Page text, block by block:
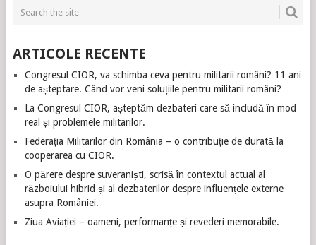
ARTICOLE RECENTE
Congresul CIOR, va schimba ceva pentru militarii români? 11 ani
de așteptare. Când vor veni soluțiile pentru militarii români?
La Congresul CIOR, așteptăm dezbateri care să includă în mod
real și problemele militarilor.
Federația Militarilor din România – o contribuție de durată la
cooperarea cu CIOR.
O părere despre suveraniști, scrisă în contextul actual al
războiului hibrid și al dezbaterilor despre influențele externe
asupra României.
Ziua Aviației – oameni, performanțe și revederi memorabile.